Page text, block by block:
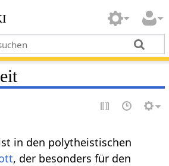
in den polytheistischen
, der besonders für den